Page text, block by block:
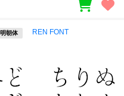
明朝体 REN FONT